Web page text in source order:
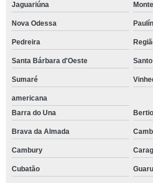
aluguel tenda 10x10 Ubatuba
tenda transparente aluguel preço Bertioga
tenda 10x10 aluguel Praia da Baleia
aluguel de tenda para festa Sumaré
empresa de tenda transparente aluguel
tenda 10x10 aluguel preço Paulínia
empresa de aluguel tenda festa Praia da
Jaguariúna
Nova Odessa
Pedreira
Santa Bárbara d'Oeste
Sumaré
americana
Barra do Una
Brava da Almada
Cambury
Cubatão